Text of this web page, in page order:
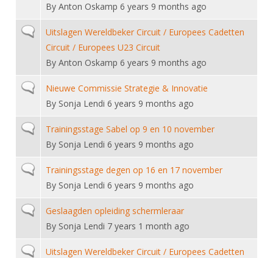
Formulieren
Alle Verenigingen
Verenigingsondersteuning
Witte Vlekkenplan
Oprichting Vereniging
Overschrijven leden
JEC
Veteranenwedstrijden
Wedstrijdorganisatie
Nieuws
Aanvragen van scheidsrechters
Scheidsrechterslijst
Import inschrijvingen uit Nahouw
Verwerk wedstrijduitslagen
NK organiseren
Promotie en logo
Scheidsrechterslijst
Scheidsrechter Documentatie
Opleidingen
Tuchtzaken
Archief
Infotheek
Bibliotheek
ALV
Touché
By Anton Oskamp 6 years 9 months ago
Normal topicUitslagen Wereldbeker Circuit / Europees Cadetten
Circuit / Europees U23 Circuit
By Anton Oskamp 6 years 9 months ago
Normal topicNieuwe Commissie Strategie & Innovatie
By Sonja Lendi 6 years 9 months ago
Normal topicTrainingsstage Sabel op 9 en 10 november
By Sonja Lendi 6 years 9 months ago
Normal topicTrainingsstage degen op 16 en 17 november
By Sonja Lendi 6 years 9 months ago
Normal topicGeslaagden opleiding schermleraar
By Sonja Lendi 7 years 1 month ago
Normal topicUitslagen Wereldbeker Circuit / Europees Cadetten